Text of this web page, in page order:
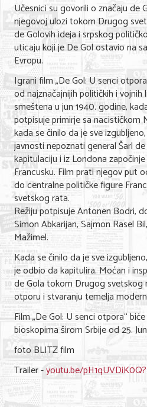
Kuća i bašta
Gastronomija
Sport i rekreacija
Zdravlje i medicina
Hobi i razonoda
UPIS FIRMI
MARKETING
KONTAKT
O NAMA
Učesnici su govorili o značaju de
njegovoj ulozi tokom Drugog
de Golovih ideja i srpskog
uticaju koji je De Gol ostavio na
Evropu.
Igrani film „De Gol: U senci
od najznačajnijih političkih i vojnih
smeštena u jun 1940. godine,
potpisuje primirje sa nacističkom
kada se činilo da je sve
javnosti nepoznati general Šarl
kapitulaciju i iz Londona
Francusku. Film prati njegov put
do centralne političke figure
svetskog rata.
Režiju potpisuje Antonen Bodri,
Simon Abkarijan, Sajmon Rasel
Mažimel.
Kada se činilo da je sve
je odbio da kapitulira. Moćan i
de Gola tokom Drugog svetskog
otporu i stvaranju temelja
Film „De Gol: U senci otpora“
bioskopima širom Srbije od 25.
foto BLITZ film
Trailer -youtu.be/